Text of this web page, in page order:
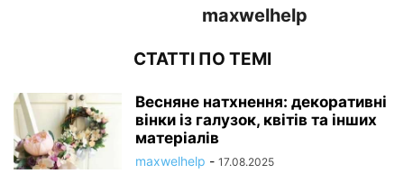
maxwelhelp
СТАТТІ ПО ТЕМІ
Весняне натхнення: декоративні
вінки із галузок, квітів та інших
матеріалів
maxwelhelp - 17.08.2025